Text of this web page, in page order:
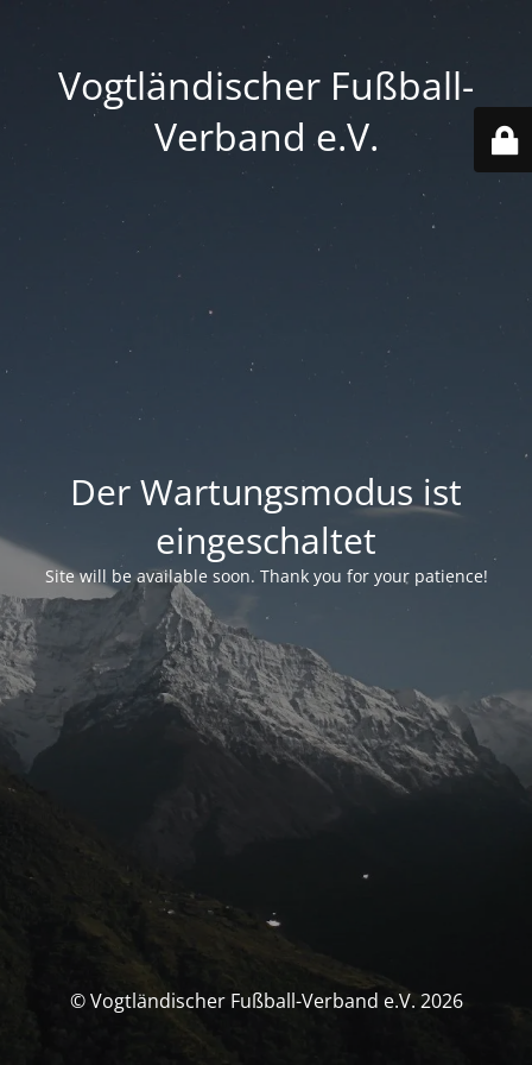
Vogtländischer Fußball-
Verband e.V.
Der Wartungsmodus ist
eingeschaltet
Site will be available soon. Thank you for your patience!
© Vogtländischer Fußball-Verband e.V. 2026